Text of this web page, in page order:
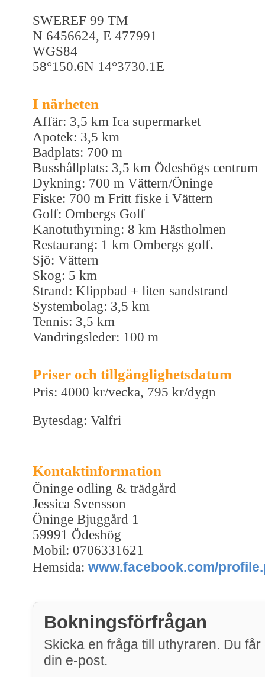
SWEREF 99 TM
N 6456624, E 477991
WGS84
58°150.6N 14°3730.1E
I närheten
Affär: 3,5 km Ica supermarket
Apotek: 3,5 km
Badplats: 700 m
Busshållplats: 3,5 km Ödeshögs centrum
Dykning: 700 m Vättern/Öninge
Fiske: 700 m Fritt fiske i Vättern
Golf: Ombergs Golf
Kanotuthyrning: 8 km Hästholmen
Restaurang: 1 km Ombergs golf.
Sjö: Vättern
Skog: 5 km
Strand: Klippbad + liten sandstrand
Systembolag: 3,5 km
Tennis: 3,5 km
Vandringsleder: 100 m
Priser och tillgänglighetsdatum
Pris: 4000 kr/vecka, 795 kr/dygn
Bytesdag: Valfri
Kontaktinformation
Öninge odling & trädgård
Jessica Svensson
Öninge Bjuggård 1
59991 Ödeshög
Mobil: 0706331621
Hemsida: www.facebook.com/
Bokningsförfrågan
Skicka en fråga till uthyraren. Du får
din e-post.